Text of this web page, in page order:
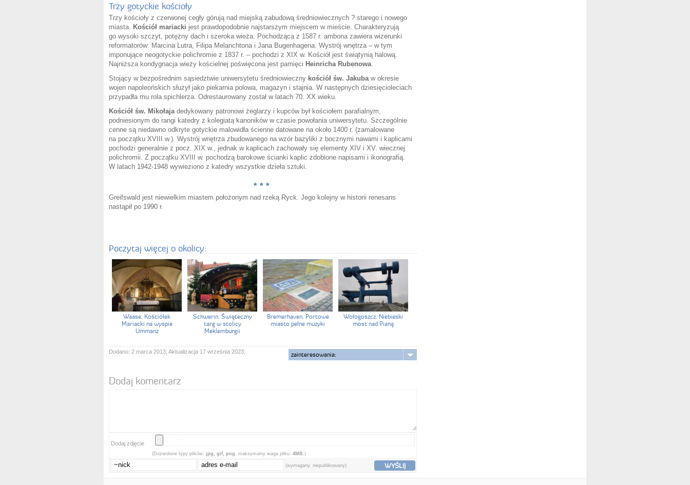
Trzy gotyckie kościoły
Trzy kościoły z czerwonej cegły górują nad miejską zabudową średniowiecznych ? starego i nowego
miasta. Kościół mariacki jest prawdopodobnie najstarszym miejscem w mieście. Charakteryzują
go wysoki szczyt, potężny dach i szeroka wieża. Pochodząca z 1587 r. ambona zawiera wizerunki
reformatorów: Marcina Lutra, Filipa Melanchtona i Jana Bugenhagena. Wystrój wnętrza – w tym
imponujące neogotyckie polichromie z 1837 r. – pochodzi z XIX w. Kościół jest świątynią halową.
Najniższa kondygnacja wieży kościelnej poświęcona jest pamięci Heinricha Rubenowa.
Stojący w bezpośrednim sąsiedztwie uniwersytetu średniowieczny kościół św. Jakubaw okresie
wojen napoleońskich służył jako piekarnia polowa, magazyn i stajnia. W następnych dziesięcioleciach
przypadła mu rola spichlerza. Odrestaurowany został w latach 70. XX wieku.
Kościół św. Mikołajadedykowany patronowi żeglarzy i kupców był kościołem parafialnym,
podniesionym do rangi katedry z kolegiatą kanoników w czasie powołania uniwersytetu. Szczególnie
cenne są niedawno odkryte gotyckie malowidła ścienne datowane na około 1400 r. (zamalowane
na początku XVIII w.). Wystrój wnętrza zbudowanego na wzór bazyliki z bocznymi nawami i kaplicami
pochodzi generalnie z pocz. XIX w., jednak w kaplicach zachowały się elementy XIV i XV. wiecznej
polichromii. Z początku XVIII w. pochodzą barokowe ścianki kaplic zdobione napisami i ikonografią.
W latach 1942-1948 wywieziono z katedry wszystkie dzieła sztuki.
* * *
Greifswald jest niewielkim miastem położonym nad rzeką Ryck. Jego kolejny w historii renesans
nastąpił po 1990 r.
Poczytaj więcej o okolicy:
Waase. Kościółek
Mariacki na wyspie
Ummanz
Schwerin. Świąteczny
targ w stolicy
Meklemburgii
Bremerhaven. Portowe
miasto pełne muzyki
Wołogoszcz. Niebieski
most nad Pianą
Dodano: 2 marca 2013; Aktualizacja 17 września 2023; zainteresowania:
Dodaj komentarz
Dodaj zdjęcie
(Dozwolone typy plików: jpg, gif, png , maksymalny waga pliku: 4MB.)
(wymagany, niepublikowany) WYŚLIJ